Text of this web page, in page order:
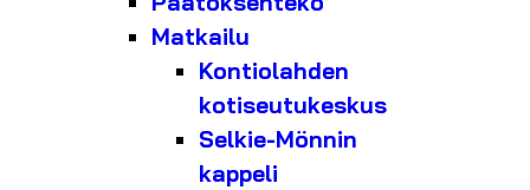
Matkailu
Kontiolahden
kotiseutukeskus
Selkie-Mönnin
kappeli